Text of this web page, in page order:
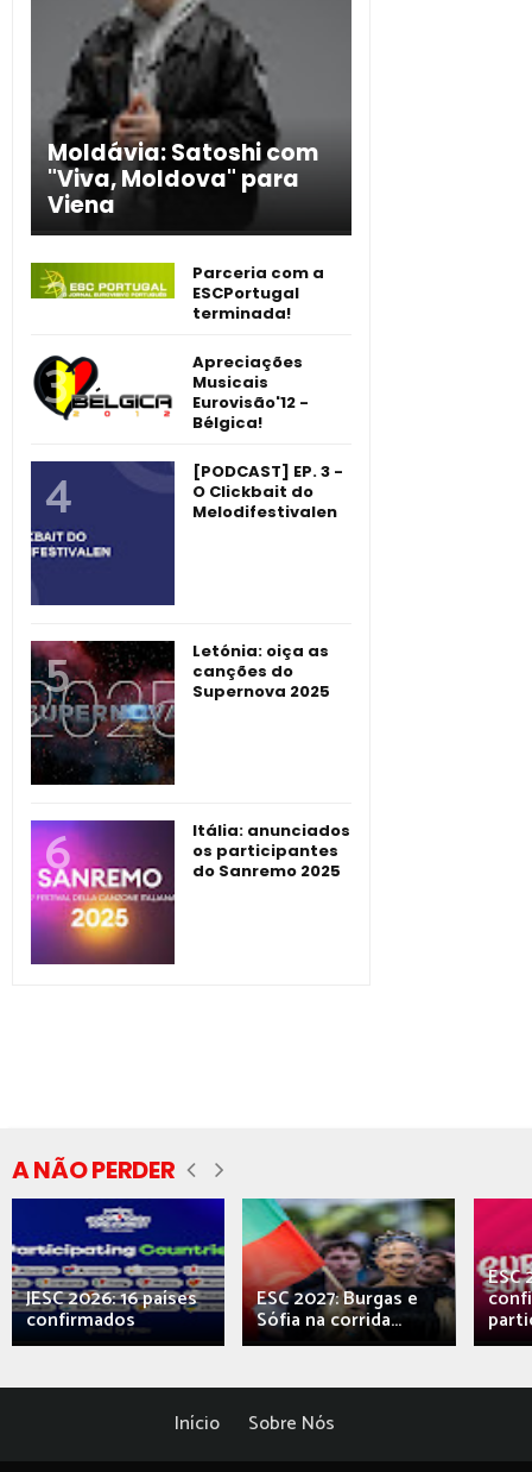
Moldávia: Satoshi com
"Viva, Moldova" para
Viena
Parceria com a
ESCPortugal
terminada!
Apreciações
Musicais
Eurovisão'12 -
Bélgica!
[PODCAST] EP. 3 -
O Clickbait do
Melodifestivalen
Letónia: oiça as
canções do
Supernova 2025
Itália: anunciados
os participantes
do Sanremo 2025
A NÃO PERDER
JESC 2026: 16 países
confirmados
ESC 2027: Burgas e
Sófia na corrida...
ESC
Início Sobre Nós